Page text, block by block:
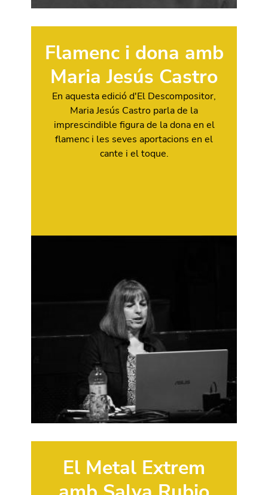
Flamenc i dona amb
Maria Jesús Castro
En aquesta edició d'El Descompositor,
Maria Jesús Castro parla de la
imprescindible figura de la dona en el
flamenc i les seves aportacions en el
cante i el toque.
El Metal Extrem